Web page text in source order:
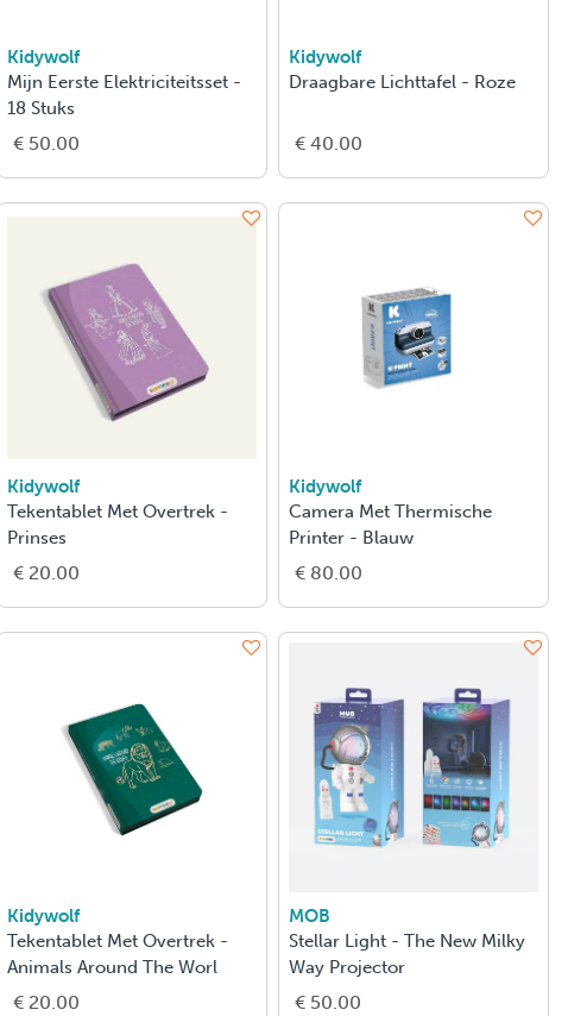
Kidywolf
Mijn Eerste Elektriciteitsset -
18 Stuks
€ 50.00
Kidywolf
Draagbare Lichttafel - Roze
€ 40.00
Kidywolf
Tekentablet Met Overtrek -
Prinses
€ 20.00
Kidywolf
Camera Met Thermische
Printer - Blauw
€ 80.00
Kidywolf
Tekentablet Met Overtrek -
Animals Around The Worl
€ 20.00
MOB
Stellar Light - The New Milky
Way Projector
€ 50.00